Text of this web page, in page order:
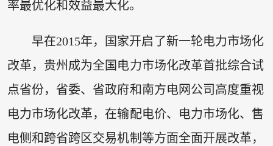
率最优化和效益最大化。
早在2015年，国家开启了新一轮电力市场化
改革，贵州成为全国电力市场化改革首批综合试
点省份，省委、省政府和南方电网公司高度重视
电力市场化改革，在输配电价、电力市场化、售
电侧和跨省跨区交易机制等方面全面开展改革，